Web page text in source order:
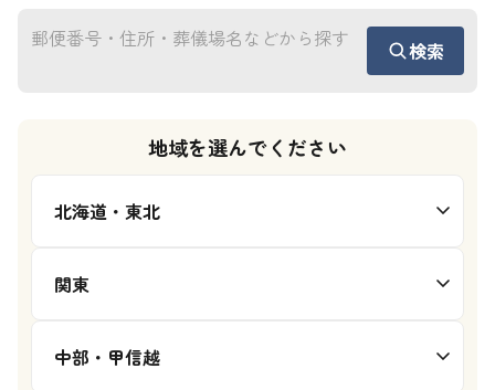
地域を選んでください
北海道・東北
関東
中部・甲信越
検索